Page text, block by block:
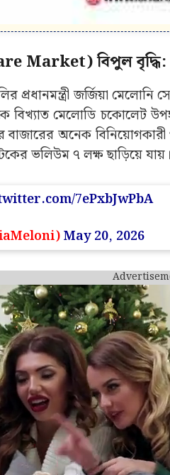
মজার বিষয় হল, যে
সম্পর্ক নেই। মেলোডি আসলে
মোনাকো, হাইড অ্যান্ড সিক
একটি বেসরকারি প্রতিষ্ঠান